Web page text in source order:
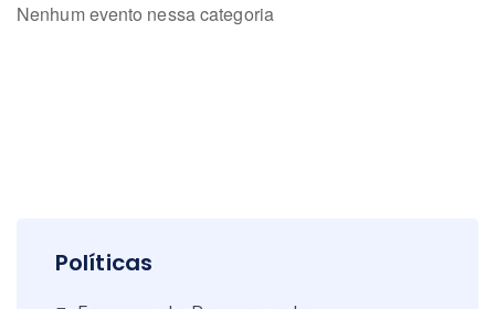
Nenhum evento nessa categoria
Políticas